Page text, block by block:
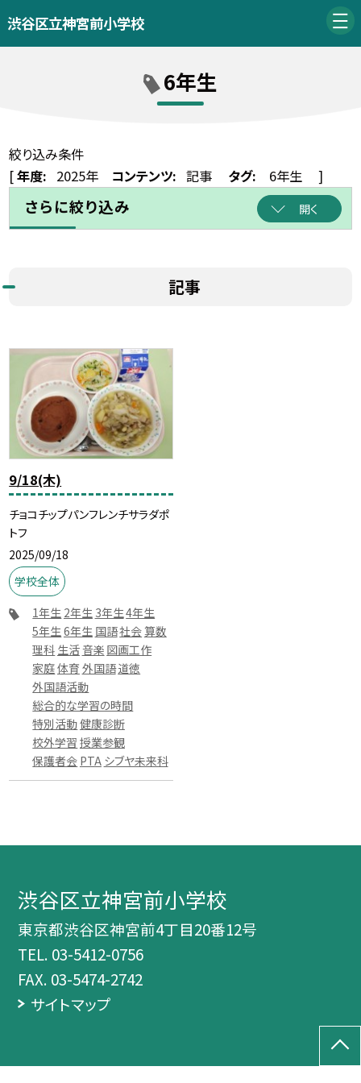
渋谷区立神宮前小学校
6年生
絞り込み条件
[年度: 2025年 コンテンツ: 記事 タグ: 6年生 ]
さらに絞り込み 開く
記事
9/18(木)
チョコチップパンフレンチサラダポ
トフ
2025/09/18
学校全体
1年生 2年生 3年生4年生
5年生6年生 国語社会算数
理科 生活音楽 図画工作
家庭体育 外国語道徳
外国語活動
総合的な学習の時間
特別活動健康診断
校外学習 授業参観
保護者会 PTA シブヤ未来科
渋谷区立神宮前小学校
東京都渋谷区神宮前4丁目20番12号
TEL. 03-5412-0756
FAX. 03-5474-2742
サイトマップ